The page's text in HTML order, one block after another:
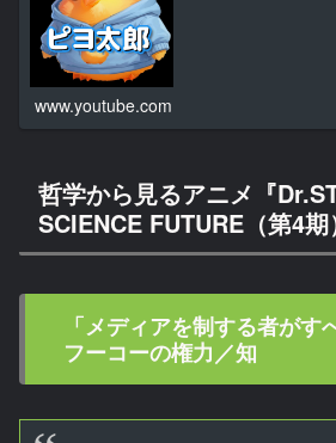
www.youtube.com
哲学から見るアニメ『
SCIENCE FUTURE（第4期
「メディアを制する者がす
フーコーの権力／知